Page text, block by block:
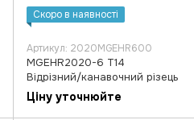
Скоро в наявності
Артикул: 2020MGEHR600
MGEHR2020-6 T14
Відрізний/канавочний різець
Ціну уточнюйте